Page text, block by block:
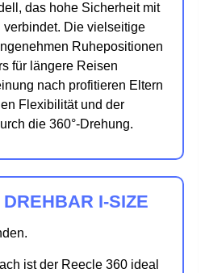
das hohe Sicherheit mit
verbindet. Die vielseitige
Ruhepositionen
für längere Reisen
nach profitieren Eltern
Flexibilität und der
die 360°-Drehung.
I-SIZE
ist der Reecle 360 ideal